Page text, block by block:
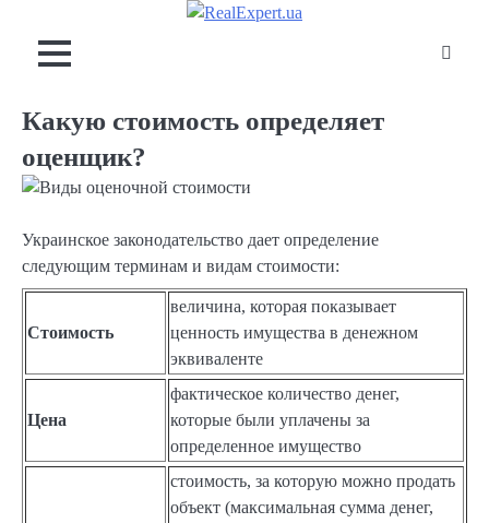
content
Какую стоимость определяет
оценщик?
Украинское законодательство дает определение
следующим терминам и видам стоимости:
Стоимость
величина, которая показывает
ценность имущества в денежном
эквиваленте
Цена
фактическое количество денег,
которые были уплачены за
определенное имущество
стоимость, за которую можно продать
объект (максимальная сумма денег,